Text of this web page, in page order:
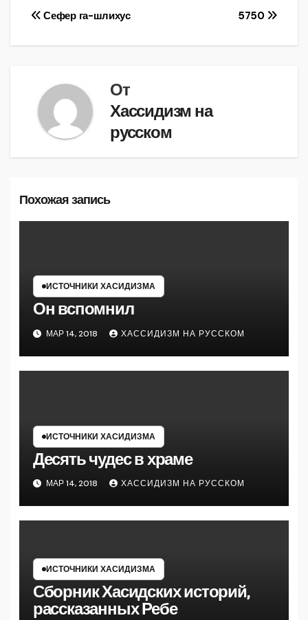
Навигация
по
5750
Сефер га-шлихус
От
Хассидизм на
русском
Похожая запись
ИСТОЧНИКИ ХАСИДИЗМА
Он вспомнил
МАР 14, 2018 ХАССИДИЗМ НА РУССКОМ
ИСТОЧНИКИ ХАСИДИЗМА
Десять чудес в храме
МАР 14, 2018 ХАССИДИЗМ НА РУССКОМ
ИСТОЧНИКИ ХАСИДИЗМА
Сборник Хасидских историй,
рассказанных Ребе